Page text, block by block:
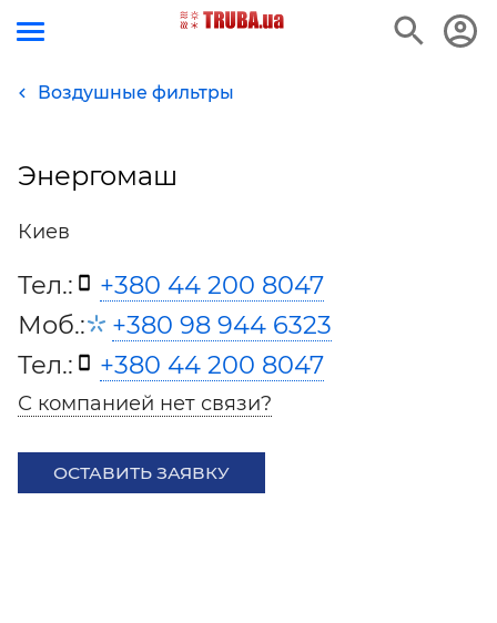
Воздушные фильтры
Энергомаш
Киев
Тел.:
+380 44 200 8047
Моб.:
+380 98 944 6323
Тел.:
+380 44 200 8047
С компанией нет связи?
ОСТАВИТЬ ЗАЯВКУ